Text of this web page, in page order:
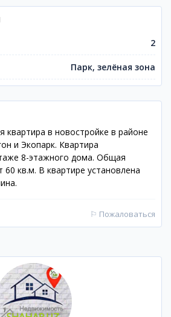
2
Парк, зелёная зона
квартира в новостройке в районе
и Экопарк. Квартира
8-этажного дома. Общая
кв.м. В квартире установлена
⚐ Пожаловаться